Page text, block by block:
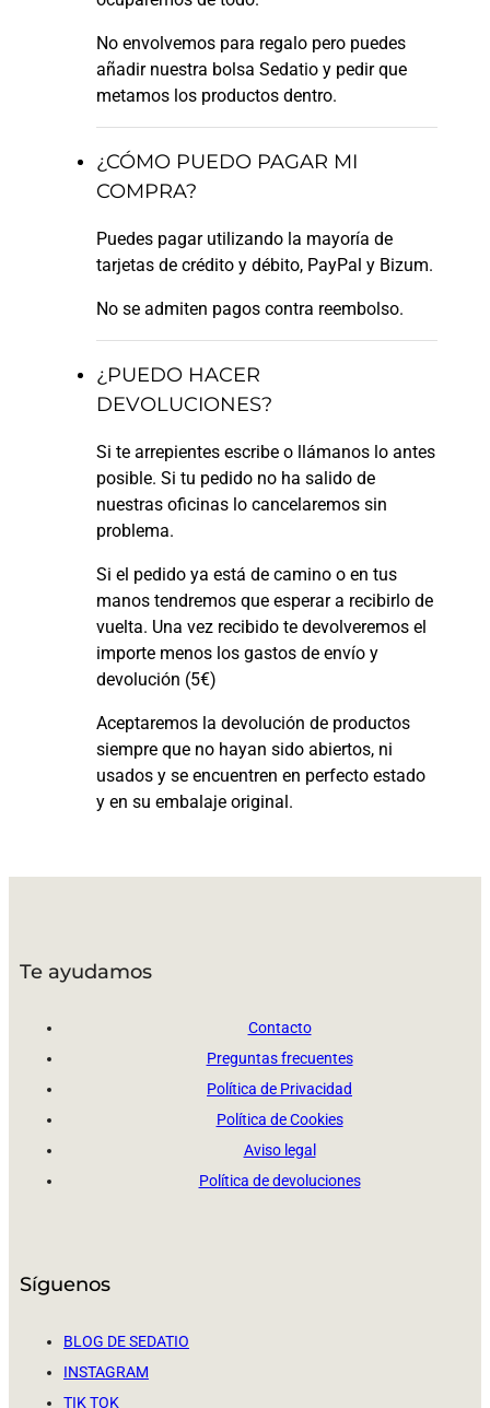
No envolvemos para regalo pero puedes
añadir nuestra bolsa Sedatio y pedir que
metamos los productos dentro.
¿CÓMO PUEDO PAGAR MI
COMPRA?
Puedes pagar utilizando la mayoría de
tarjetas de crédito y débito, PayPal y Bizum.
No se admiten pagos contra reembolso.
¿PUEDO HACER
DEVOLUCIONES?
Si te arrepientes escribe o llámanos lo antes
posible. Si tu pedido no ha salido de
nuestras oficinas lo cancelaremos sin
problema.
Si el pedido ya está de camino o en tus
manos tendremos que esperar a recibirlo de
vuelta. Una vez recibido te devolveremos el
importe menos los gastos de envío y
devolución (5€)
Aceptaremos la devolución de productos
siempre que no hayan sido abiertos, ni
usados y se encuentren en perfecto estado
y en su embalaje original.
Te ayudamos
Contacto
Preguntas frecuentes
Política de Privacidad
Política de Cookies
Aviso legal
Política de devoluciones
Síguenos
BLOG DE SEDATIO
INSTAGRAM
TIK TOK